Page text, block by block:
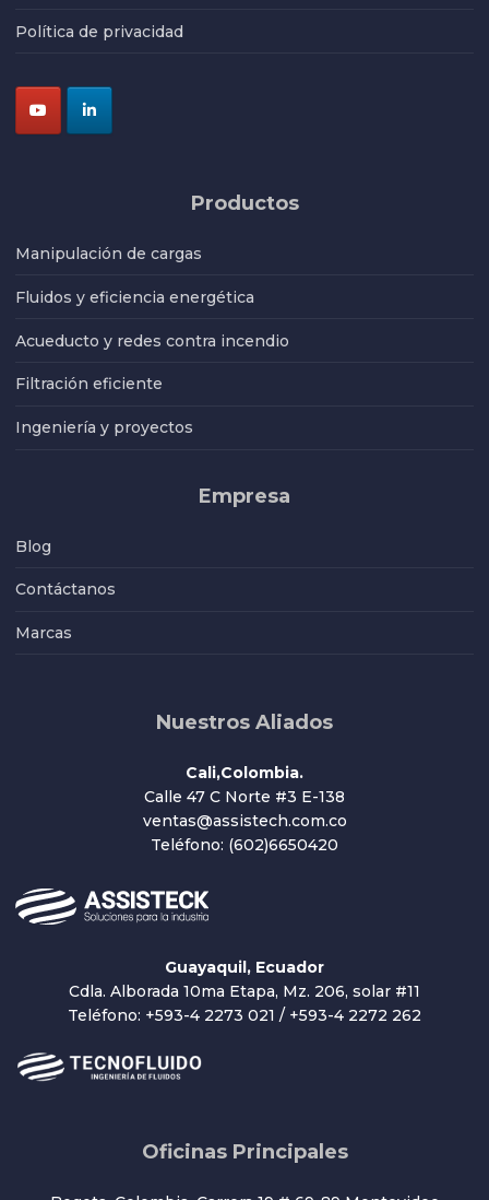
Política de privacidad
Productos
Manipulación de cargas
Fluidos y eficiencia energética
Acueducto y redes contra incendio
Filtración eficiente
Ingeniería y proyectos
Empresa
Blog
Contáctanos
Marcas
Nuestros Aliados
Cali,Colombia.
Calle 47 C Norte #3 E-138
ventas@assistech.com.co
Teléfono: (602)6650420
Guayaquil, Ecuador
Cdla. Alborada 10ma Etapa, Mz. 206, solar #11
Teléfono: +593-4 2273 021 / +593-4 2272 262
Oficinas Principales